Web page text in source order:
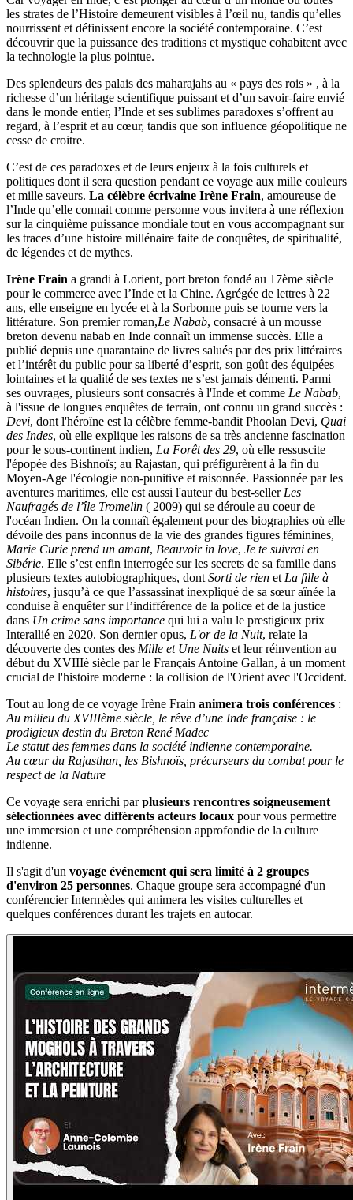
les strates de l’Histoire demeurent visibles à l’œil nu, tandis qu’elles
nourrissent et définissent encore la société contemporaine. C’est
découvrir que la puissance des traditions et mystique cohabitent avec
la technologie la plus pointue.
Des splendeurs des palais des maharajahs au « pays des rois » , à la
richesse d’un héritage scientifique puissant et d’un savoir-faire envié
dans le monde entier, l’Inde et ses sublimes paradoxes s’offrent au
regard, à l’esprit et au cœur, tandis que son influence géopolitique ne
cesse de croitre.
C’est de ces paradoxes et de leurs enjeux à la fois culturels et
politiques dont il sera question pendant ce voyage aux mille couleurs
et mille saveurs. La célèbre écrivaine Irène Frain, amoureuse de
l’Inde qu’elle connait comme personne vous invitera à une réflexion
sur la cinquième puissance mondiale tout en vous accompagnant sur
les traces d’une histoire millénaire faite de conquêtes, de spiritualité,
de légendes et de mythes.
Irène Frain a grandi à Lorient, port breton fondé au 17ème siècle
pour le commerce avec l’Inde et la Chine. Agrégée de lettres à 22
ans, elle enseigne en lycée et à la Sorbonne puis se tourne vers la
littérature. Son premier roman,Le Nabab, consacré à un mousse
breton devenu nabab en Inde connaît un immense succès. Elle a
publié depuis une quarantaine de livres salués par des prix littéraires
et l’intérêt du public pour sa liberté d’esprit, son goût des équipées
lointaines et la qualité de ses textes ne s’est jamais démenti. Parmi
ses ouvrages, plusieurs sont consacrés à l'Inde et comme Le Nabab,
à l'issue de longues enquêtes de terrain, ont connu un grand succès :
Devi, dont l'héroïne est la célèbre femme-bandit Phoolan Devi, Quai
des Indes, où elle explique les raisons de sa très ancienne fascination
pour le sous-continent indien, La Forêt des 29, où elle ressuscite
l'épopée des Bishnoïs; au Rajastan, qui préfigurèrent à la fin du
Moyen-Age l'écologie non-punitive et raisonnée. Passionnée par les
aventures maritimes, elle est aussi l'auteur du best-seller Les
Naufragés de l’île Tromelin ( 2009) qui se déroule au coeur de
l'océan Indien. On la connaît également pour des biographies où elle
dévoile des pans inconnus de la vie des grandes figures féminines,
Marie Curie prend un amant, Beauvoir in love, Je te suivrai en
Sibérie. Elle s’est enfin interrogée sur les secrets de sa famille dans
plusieurs textes autobiographiques, dont Sorti de rien et La fille à
histoires, jusqu’à ce que l’assassinat inexpliqué de sa sœur aînée la
conduise à enquêter sur l’indifférence de la police et de la justice
dans Un crime sans importance qui lui a valu le prestigieux prix
Interallié en 2020. Son dernier opus, L'or de la Nuit, relate la
découverte des contes des Mille et Une Nuits et leur réinvention au
début du XVIIIè siècle par le Français Antoine Gallan, à un moment
crucial de l'histoire moderne : la collision de l'Orient avec l'Occident.
Tout au long de ce voyage Irène Frain animera trois conférences :
Au milieu du XVIIIème siècle, le rêve d’une Inde française : le
prodigieux destin du Breton René Madec
Le statut des femmes dans la société indienne contemporaine.
Au cœur du Rajasthan, les Bishnoïs, précurseurs du combat pour le
respect de la Nature
Ce voyage sera enrichi parplusieurs rencontres soigneusement
sélectionnées avec différents acteurs locaux pour vous permettre
une immersion et une compréhension approfondie de la culture
indienne.
Il s'agit d'un voyage événement qui sera limité à 2 groupes
d'environ 25 personnes. Chaque groupe sera accompagné d'un
conférencier Intermèdes qui animera les visites culturelles et
quelques conférences durant les trajets en autocar.